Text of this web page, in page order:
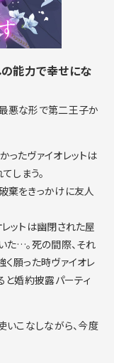
の能力で幸せにな
悪な形で第二王子か
ったヴァイオレットは
しまう。
棄をきっかけに友人
ットは幽閉された屋
た…。死の間際、それ
願った時ヴァイオレ
と婚約披露パーティ
いこなしながら、今度